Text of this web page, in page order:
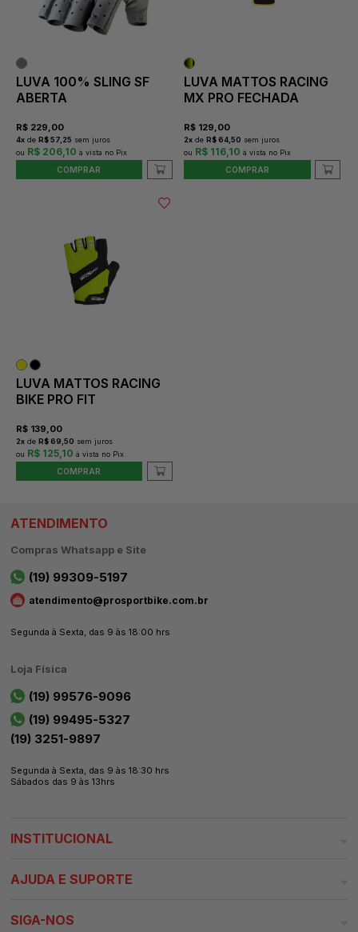
LUVA 100% SLING SF
ABERTA
R$ 229,00
4x de R$ 57,25 sem juros
R$ 206,10
COMPRAR
LUVA MATTOS RACING
MX PRO FECHADA
R$ 129,00
2x de R$ 64,50 sem juros
R$ 116,10
COMPRAR
LUVA MATTOS RACING
BIKE PRO FIT
R$ 139,00
2x de R$ 69,50 sem juros
R$ 125,10
COMPRAR
ATENDIMENTO
Compras Whatsapp e Site
(19) 99309-5197
atendimento@prosportbike.com.br
Segunda à Sexta, das 9 às 18:00 hrs
Loja Física
(19) 99576-9096
(19) 99495-5327
(19) 3251-9897
Segunda à Sexta, das 9 às 18:30 hrs
Sábados das 9 às 13hrs
INSTITUCIONAL
AJUDA E SUPORTE
SIGA-NOS